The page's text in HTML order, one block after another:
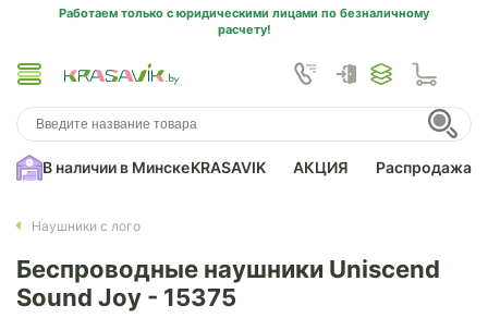
Работаем только с юридическими лицами по безналичному
расчету!
В наличии в МинскеKRASAVIK АКЦИЯ Распродажа
Наушники с лого
Беспроводные наушники Uniscend
Sound Joy - 15375